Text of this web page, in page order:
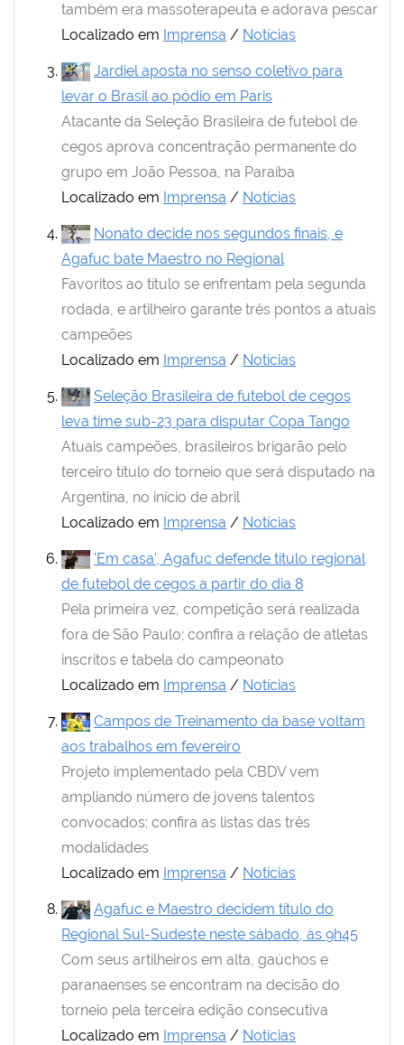
também era massoterapeuta e adorava pescar
Localizado em Imprensa / Notícias
Jardiel aposta no senso coletivo para
levar o Brasil ao pódio em Paris
Atacante da Seleção Brasileira de futebol de
cegos aprova concentração permanente do
grupo em João Pessoa, na Paraíba
Localizado em Imprensa / Notícias
Nonato decide nos segundos finais, e
Agafuc bate Maestro no Regional
Favoritos ao título se enfrentam pela segunda
rodada, e artilheiro garante três pontos a atuais
campeões
Localizado em Imprensa / Notícias
Seleção Brasileira de futebol de cegos
leva time sub-23 para disputar Copa Tango
Atuais campeões, brasileiros brigarão pelo
terceiro título do torneio que será disputado na
Argentina, no início de abril
Localizado em Imprensa / Notícias
'Em casa', Agafuc defende título regional
de futebol de cegos a partir do dia 8
Pela primeira vez, competição será realizada
fora de São Paulo; confira a relação de atletas
inscritos e tabela do campeonato
Localizado em Imprensa / Notícias
Campos de Treinamento da base voltam
aos trabalhos em fevereiro
Projeto implementado pela CBDV vem
ampliando número de jovens talentos
convocados; confira as listas das três
modalidades
Localizado em Imprensa / Notícias
Agafuc e Maestro decidem título do
Regional Sul-Sudeste neste sábado, às 9h45
Com seus artilheiros em alta, gaúchos e
paranaenses se encontram na decisão do
torneio pela terceira edição consecutiva
Localizado em Imprensa / Notícias